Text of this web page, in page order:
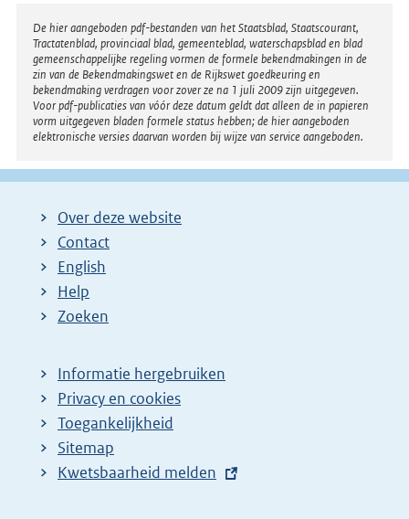
Disclaimer
De hier aangeboden pdf-bestanden van het Staatsblad, Staatscourant,
Tractatenblad, provinciaal blad, gemeenteblad, waterschapsblad en blad
gemeenschappelijke regeling vormen de formele bekendmakingen in de
zin van de Bekendmakingswet en de Rijkswet goedkeuring en
bekendmaking verdragen voor zover ze na 1 juli 2009 zijn uitgegeven.
Voor pdf-publicaties van vóór deze datum geldt dat alleen de in papieren
vorm uitgegeven bladen formele status hebben; de hier aangeboden
elektronische versies daarvan worden bij wijze van service aangeboden.
Over deze website
Contact
English
Help
Zoeken
Informatie hergebruiken
Privacy en cookies
Toegankelijkheid
Sitemap
E
Kwetsbaarheid melden